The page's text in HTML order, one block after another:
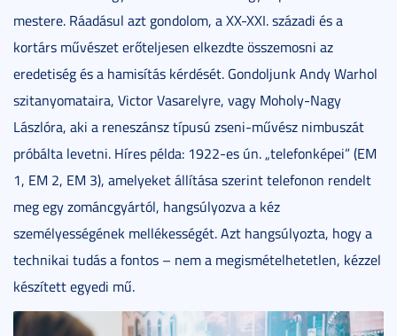
mestere. Ráadásul azt gondolom, a XX-XXI. századi és a
kortárs művészet erőteljesen elkezdte összemosni az
eredetiség és a hamisítás kérdését. Gondoljunk Andy Warhol
szitanyomataira, Victor Vasarelyre, vagy Moholy-Nagy
Lászlóra, aki a reneszánsz típusú zseni-művész nimbuszát
próbálta levetni. Híres példa: 1922-es ún. „telefonképei” (EM
1, EM 2, EM 3), amelyeket állítása szerint telefonon rendelt
meg egy zománcgyártól, hangsúlyozva a kéz
személyességének mellékességét. Azt hangsúlyozta, hogy a
technikai tudás a fontos – nem a megismételhetetlen, kézzel
készített egyedi mű.